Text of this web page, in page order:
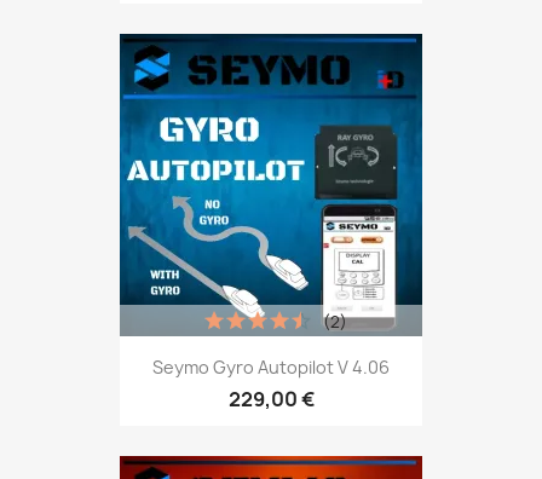
Seymo Gyro Autopilot V 4.06
229,00 €
(2)